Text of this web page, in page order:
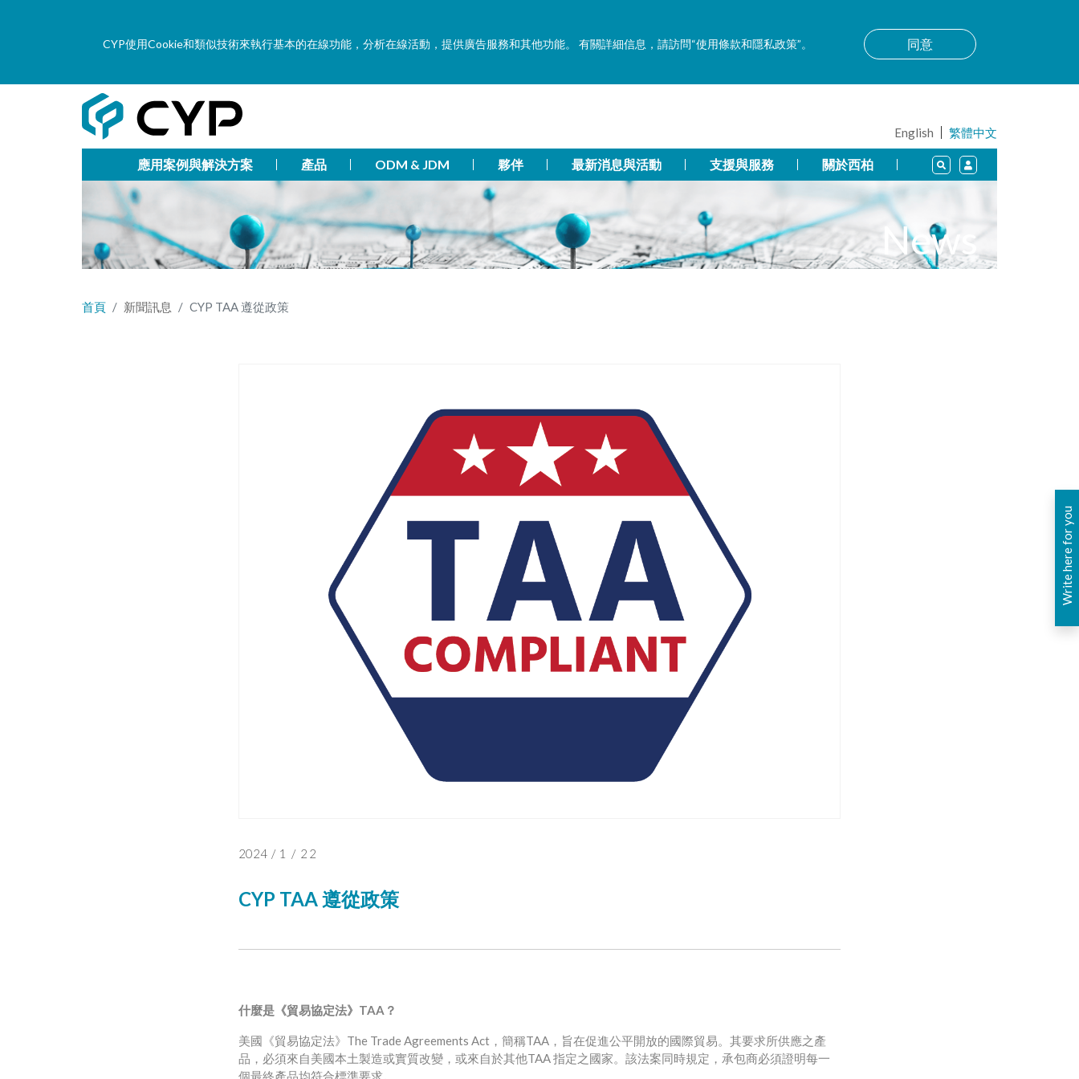
CYP使用Cookie和類似技術來執行基本的在線功能，分析在線活動，提供廣告服務和其他功能。 有關詳細信息，請訪問“使用條款和隱私政策”。 同意
Write here for you
English 繁體中文
應用案例與解決方案 產品 ODM & JDM 夥伴 最新消息與活動 支援與服務 關於西柏
News
首頁 新聞訊息 CYP TAA 遵從政策
2024 / 1 / 22
CYP TAA 遵從政策
什麼是《貿易協定法》TAA？
美國《貿易協定法》The Trade Agreements Act，簡稱TAA，旨在促進公平開放的國際貿易。其要求所供應之產
品，必須來自美國本土製造或實質改變，或來自於其他TAA 指定之國家。該法案同時規定，承包商必須證明每一
個最終產品均符合標準要求。